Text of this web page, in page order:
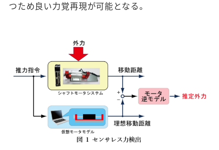
つため良い力覚再現が可能となる。